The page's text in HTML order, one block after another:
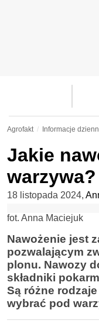
Agrofakt Informacje
Jakie
warzywa?
18 listopada 2024,
fot. Anna Maciejuk
Nawożenie jest
pozwalającym
plonu. Nawozy
składniki
Są różne
wybrać pod